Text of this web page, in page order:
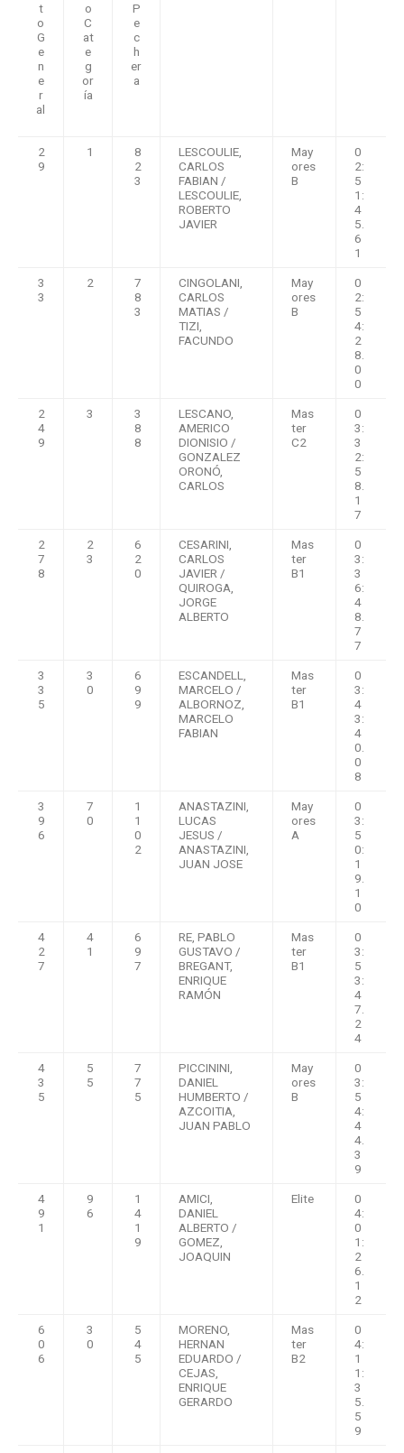
t
o
G
e
n
e
r
al
o
C
at
e
g
or
ía
P
e
c
h
er
a
2
9
1
8
2
3
LESCOULIE,
CARLOS
FABIAN /
LESCOULIE,
ROBERTO
JAVIER
May
ores
B
0
2:
5
1:
4
5.
6
1
3
3
2
7
8
3
CINGOLANI,
CARLOS
MATIAS /
TIZI,
FACUNDO
May
ores
B
0
2:
5
4:
2
8.
0
0
2
4
9
3
3
8
8
LESCANO,
AMERICO
DIONISIO /
GONZALEZ
ORONÓ,
CARLOS
Mas
ter
C2
0
3:
3
2:
5
8.
1
7
2
7
8
2
3
6
2
0
CESARINI,
CARLOS
JAVIER /
QUIROGA,
JORGE
ALBERTO
Mas
ter
B1
0
3:
3
6:
4
8.
7
7
3
3
5
3
0
6
9
9
ESCANDELL,
MARCELO /
ALBORNOZ,
MARCELO
FABIAN
Mas
ter
B1
0
3:
4
3:
4
0.
0
8
3
9
6
7
0
1
1
0
2
ANASTAZINI,
LUCAS
JESUS /
ANASTAZINI,
JUAN JOSE
May
ores
A
0
3:
5
0:
1
9.
1
0
4
2
7
4
1
6
9
7
RE, PABLO
GUSTAVO /
BREGANT,
ENRIQUE
RAMÓN
Mas
ter
B1
0
3:
5
3:
4
7.
2
4
4
3
5
5
5
7
7
5
PICCININI,
DANIEL
HUMBERTO /
AZCOITIA,
JUAN PABLO
May
ores
B
0
3:
5
4:
4
4.
3
9
4
9
1
9
6
1
4
1
9
AMICI,
DANIEL
ALBERTO /
GOMEZ,
JOAQUIN
Elite
0
4:
0
1:
2
6.
1
2
6
0
6
3
0
5
4
5
MORENO,
HERNAN
EDUARDO /
CEJAS,
ENRIQUE
GERARDO
Mas
ter
B2
0
4:
1
1:
3
5.
5
9